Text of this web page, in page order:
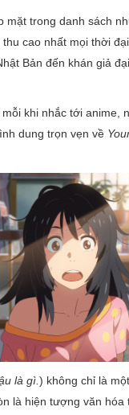
mặt trong danh sách
thu cao nhất mọi thời
Bản đến khán giả
khi nhắc tới anime,
dung trọn vẹn về
là gì.) không chỉ là
là hiện tượng văn hóa